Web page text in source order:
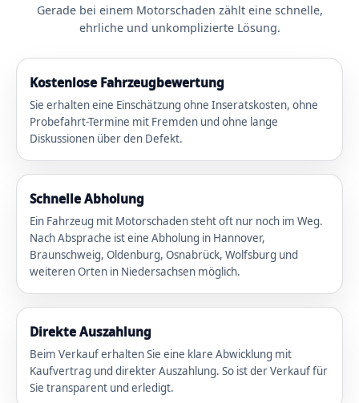
Gerade bei einem Motorschaden zählt eine schnelle,
ehrliche und unkomplizierte Lösung.
Kostenlose Fahrzeugbewertung
Sie erhalten eine Einschätzung ohne Inseratskosten, ohne
Probefahrt-Termine mit Fremden und ohne lange
Diskussionen über den Defekt.
Schnelle Abholung
Ein Fahrzeug mit Motorschaden steht oft nur noch im Weg.
Nach Absprache ist eine Abholung in Hannover,
Braunschweig, Oldenburg, Osnabrück, Wolfsburg und
weiteren Orten in Niedersachsen möglich.
Direkte Auszahlung
Beim Verkauf erhalten Sie eine klare Abwicklung mit
Kaufvertrag und direkter Auszahlung. So ist der Verkauf für
Sie transparent und erledigt.